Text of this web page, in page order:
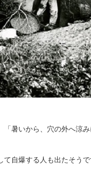
暑いから、穴の外へ涼
自爆する人も出たそうで